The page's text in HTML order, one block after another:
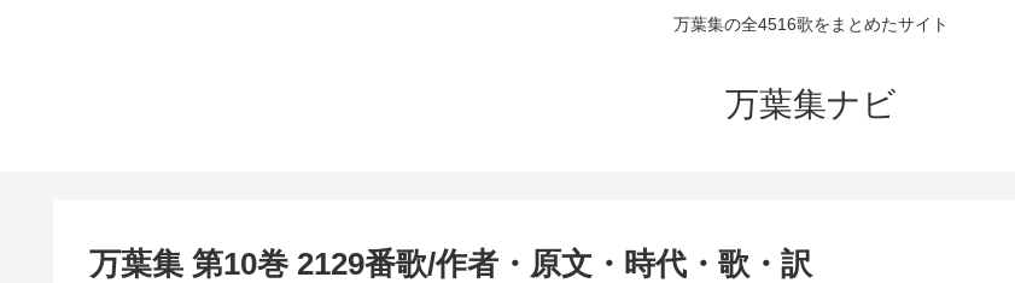
万葉集の全4516歌をまとめたサイト
万葉集ナビ
万葉集 第10巻 2129番歌/作者・原文・時代・歌・訳